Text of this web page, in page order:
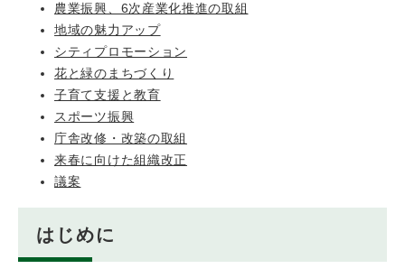
農業振興、6次産業化推進の取組
地域の魅力アップ
シティプロモーション
花と緑のまちづくり
子育て支援と教育
スポーツ振興
庁舎改修・改築の取組
来春に向けた組織改正
議案
はじめに